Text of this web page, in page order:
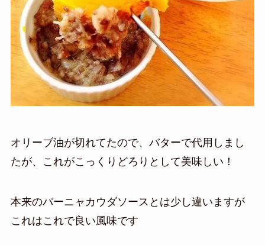
オリーブ油が切れてたので、バターで代用しまし
たが、これがこっくりどろりとして美味しい！
本来のバーニャカウダソースとは少し違いますが
これはこれで良い風味です